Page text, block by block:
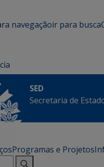
navegaçãoir para busca
SED
Secretaria de
Programas e Projetos